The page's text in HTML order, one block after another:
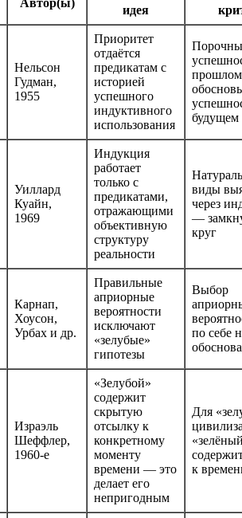
идея
Нельсон
Гудман,
1955
Приоритет
отдаётся
предикатам с
историей
успешного
индуктивного
использования
будущем
Уиллард
Куайн,
1969
Индукция
работает
только с
предикатами,
отражающими
объективную
структуру
реальности
виды
через
—
круг
Карнап,
Хоусон,
Урбах и др.
Правильные
априорные
вероятности
исключают
«зелубые»
гипотезы
Выбор
по себе
Израэль
Шеффлер,
1960-е
«Зелубой»
содержит
скрытую
отсылку к
конкретному
моменту
времени — это
делает его
непригодным
Для
к